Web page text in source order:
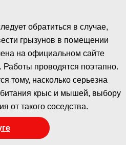
обратиться в случае,
грызунов в помещении
на официальном сайте
проводятся поэтапно.
тому, насколько серьезна
крыс и мышей, выбору
от такого соседства.